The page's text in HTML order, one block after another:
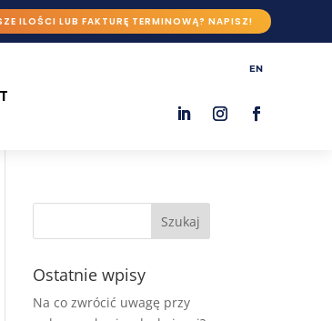
ILOŚCI LUB FAKTURĘ TERMINOWĄ? NAPISZ!
EN
Ostatnie wpisy
Na co zwrócić uwagę przy